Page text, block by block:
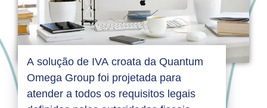
A solução de IVA croata da Quantum
Omega Group foi projetada para
atender a todos os requisitos legais